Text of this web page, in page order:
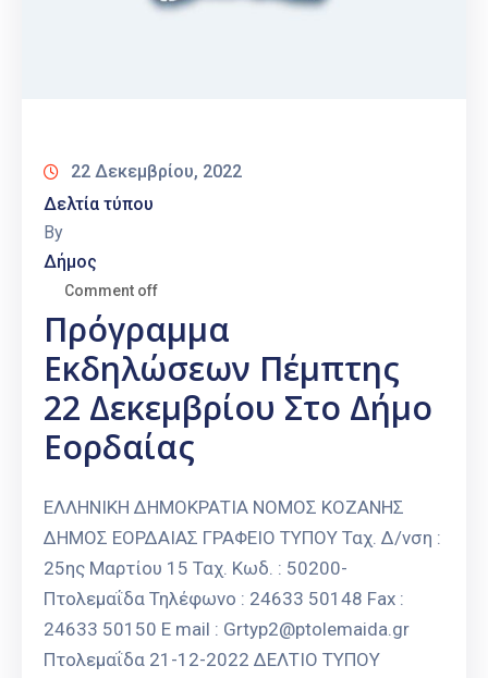
22 Δεκεμβρίου, 2022
Δελτία τύπου
By
Δήμος
Comment off
Πρόγραμμα
Εκδηλώσεων Πέμπτης
22 Δεκεμβρίου Στο Δήμο
Εορδαίας
ΕΛΛΗΝΙΚΗ ΔΗΜΟΚΡΑΤΙΑ ΝΟΜΟΣ ΚΟΖΑΝΗΣ
ΔΗΜΟΣ ΕΟΡΔΑΙΑΣ ΓΡΑΦΕΙΟ ΤΥΠΟΥ Ταχ. Δ/νση :
25ης Μαρτίου 15 Ταχ. Κωδ. : 50200-
Πτολεμαΐδα Τηλέφωνο : 24633 50148 Fax :
24633 50150 E mail : Grtyp2@ptolemaida.gr
Πτολεμαΐδα 21-12-2022 ΔΕΛΤΙΟ ΤΥΠΟΥ